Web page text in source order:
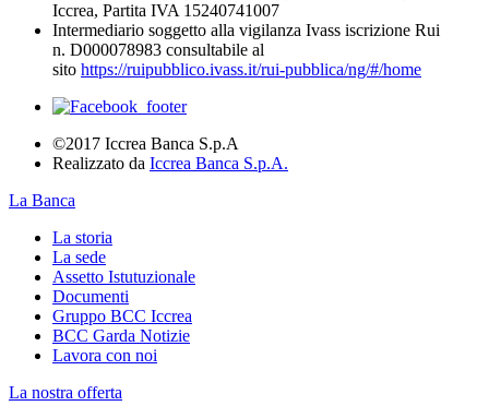
Iccrea, Partita IVA 15240741007
Intermediario soggetto alla vigilanza Ivass iscrizione Rui
n. D000078983 consultabile al
sito https://ruipubblico.ivass.it/rui-pubblica/ng/#/home
©2017 Iccrea Banca S.p.A
Realizzato da Iccrea Banca S.p.A.
La Banca
La storia
La sede
Assetto Istutuzionale
Documenti
Gruppo BCC Iccrea
BCC Garda Notizie
Lavora con noi
La nostra offerta